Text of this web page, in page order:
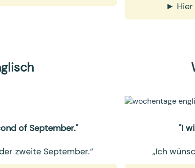
► Hier
of September."
zweite September.“
"I
„Ich